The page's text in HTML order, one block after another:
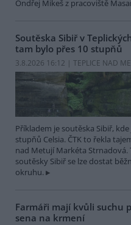
Ondřej Mikeš z pracoviště
Soutěska Sibiř v
tam bylo přes 10 stupňů
3.8.2026 16:12 | TEPLICE NAD
Příkladem je soutěska Sibiř,
stupňů Celsia. ČTK to řekla
nad Metují Markéta Strnadová.
soutěsky Sibiř se lze dostat
okruhu.
Farmáři mají kvůli suchu
sena na krmení